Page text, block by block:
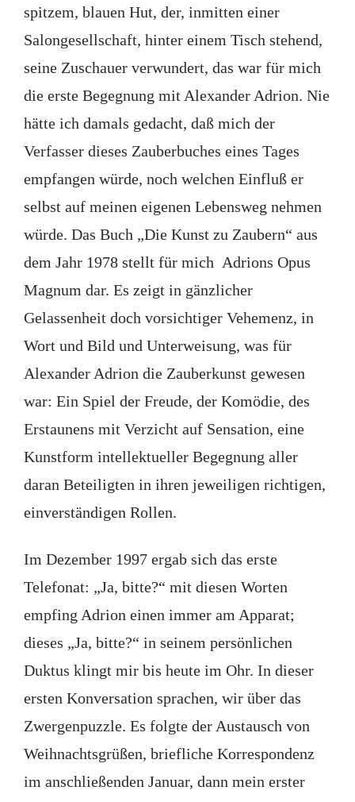
spitzem, blauen Hut, der, inmitten einer
Salongesellschaft, hinter einem Tisch stehend,
seine Zuschauer verwundert, das war für mich
die erste Begegnung mit Alexander Adrion. Nie
hätte ich damals gedacht, daß mich der
Verfasser dieses Zauberbuches eines Tages
empfangen würde, noch welchen Einfluß er
selbst auf meinen eigenen Lebensweg nehmen
würde. Das Buch „Die Kunst zu Zaubern“ aus
dem Jahr 1978 stellt für mich Adrions Opus
Magnum dar. Es zeigt in gänzlicher
Gelassenheit doch vorsichtiger Vehemenz, in
Wort und Bild und Unterweisung, was für
Alexander Adrion die Zauberkunst gewesen
war: Ein Spiel der Freude, der Komödie, des
Erstaunens mit Verzicht auf Sensation, eine
Kunstform intellektueller Begegnung aller
daran Beteiligten in ihren jeweiligen richtigen,
einverständigen Rollen.
Im Dezember 1997 ergab sich das erste
Telefonat: „Ja, bitte?“ mit diesen Worten
empfing Adrion einen immer am Apparat;
dieses „Ja, bitte?“ in seinem persönlichen
Duktus klingt mir bis heute im Ohr. In dieser
ersten Konversation sprachen, wir über das
Zwergenpuzzle. Es folgte der Austausch von
Weihnachtsgrüßen, briefliche Korrespondenz
im anschließenden Januar, dann mein erster